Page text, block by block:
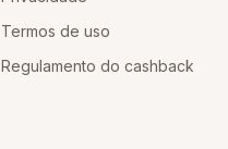
Termos de uso
Regulamento do cashback